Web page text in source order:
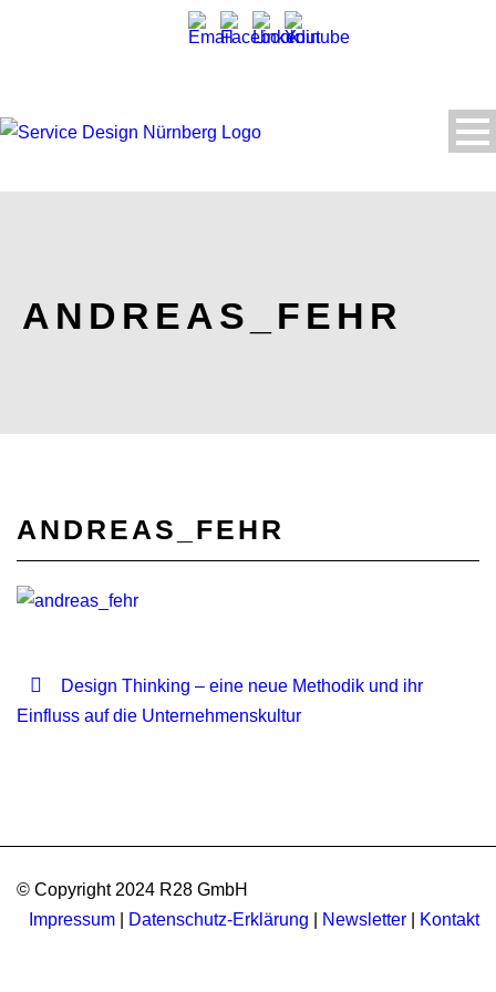
ANDREAS_FEHR
ANDREAS_FEHR
Design Thinking – eine neue Methodik und ihr
Einfluss auf die Unternehmenskultur
© Copyright 2024 R28 GmbH
Impressum
Datenschutz-Erklärung Newsletter Kontakt